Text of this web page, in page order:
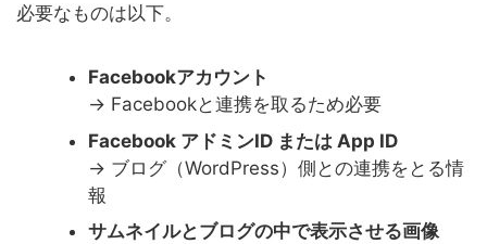
必要なものは以下。
Facebookアカウント
→ Facebookと連携を取るため必要
Facebook アドミンID または App ID
→ ブログ（WordPress）側との連携をとる情
報
サムネイルとブログの中で表示させる画像